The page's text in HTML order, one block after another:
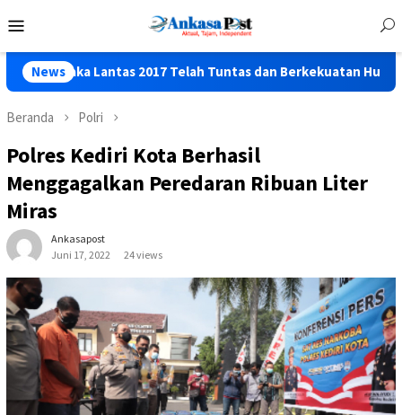
ke
Mobile
News2017 Telah Tuntas dan Berkekuatan Hukum Tetap
Beranda Polri
Polres Kediri Kota Berhasil
Menggagalkan Peredaran Ribuan Liter
Miras
Ankasapost
Juni 17, 2022
24 views